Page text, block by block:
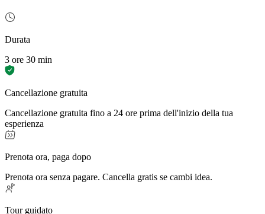
Durata
3 ore 30 min
Cancellazione gratuita
Cancellazione gratuita fino a 24 ore prima dell'inizio della tua
esperienza
Prenota ora, paga dopo
Prenota ora senza pagare. Cancella gratis se cambi idea.
Tour guidato